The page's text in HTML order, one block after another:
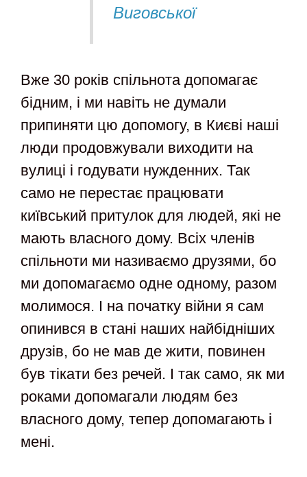
Виговської
Вже 30 років спільнота допомагає
бідним, і ми навіть не думали
припиняти цю допомогу, в Києві наші
люди продовжували виходити на
вулиці і годувати нужденних. Так
само не перестає працювати
київський притулок для людей, які не
мають власного дому. Всіх членів
спільноти ми називаємо друзями, бо
ми допомагаємо одне одному, разом
молимося. І на початку війни я сам
опинився в стані наших найбідніших
друзів, бо не мав де жити, повинен
був тікати без речей. І так само, як ми
роками допомагали людям без
власного дому, тепер допомагають і
мені.